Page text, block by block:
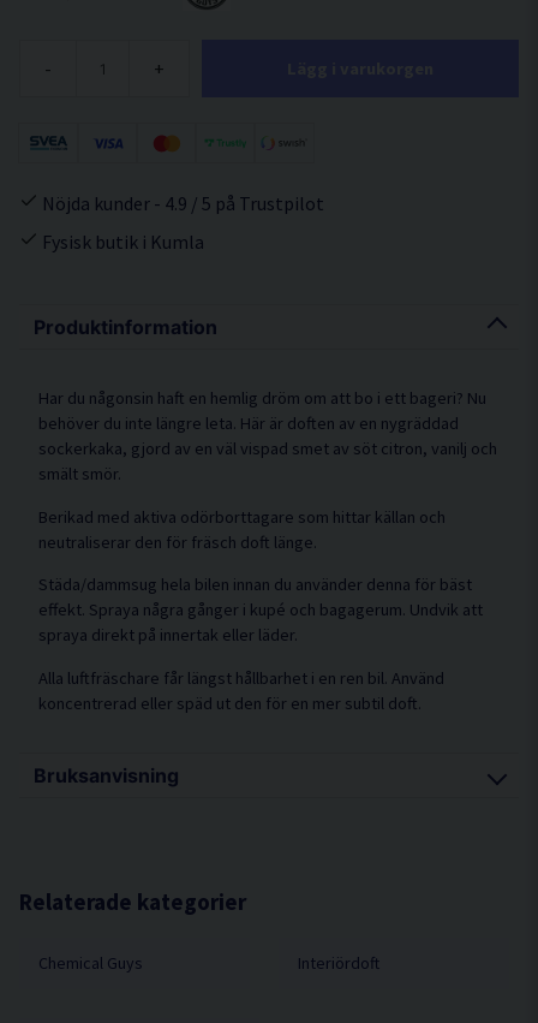
Produktinformation
Har du någonsin haft en hemlig dröm om att bo i ett bageri? Nu
behöver du inte längre leta. Här är doften av en nygräddad
sockerkaka, gjord av en väl vispad smet av söt citron, vanilj och
smält smör.
Berikad med aktiva odörborttagare som hittar källan och
neutraliserar den för fräsch doft länge.
Städa/dammsug hela bilen innan du använder denna för bäst
effekt. Spraya några gånger i kupé och bagagerum. Undvik att
spraya direkt på innertak eller läder.
Alla luftfräschare får längst hållbarhet i en ren bil. Använd
koncentrerad eller späd ut den för en mer subtil doft.
Bruksanvisning
Undvik att spraya rakt på läder eller innertak.
Relaterade kategorier
Chemical Guys Interiördoft
- +
Nöjda kunder - 4.9 / 5 på Trustpilot
Fysisk butik i Kumla